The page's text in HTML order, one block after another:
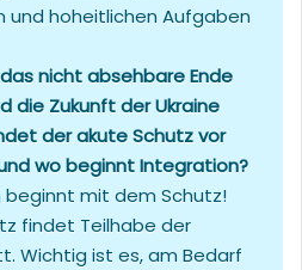
und hoheitlichen Aufgaben
nicht absehbare Ende
die Zukunft der Ukraine
der akute Schutz vor
wo beginnt Integration?
beginnt mit dem Schutz!
findet Teilhabe der
Wichtig ist es, am Bedarf